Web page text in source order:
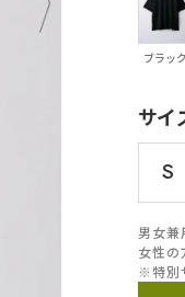
ブラック
サイ
S
男女兼
女性の
※特別